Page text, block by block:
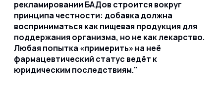
рекламировании БАДов строится вокруг
принципа честности: добавка должна
восприниматься как пищевая продукция для
поддержания организма, но не как лекарство.
Любая попытка «примерить» на неё
фармацевтический статус ведёт к
юридическим последствиям.